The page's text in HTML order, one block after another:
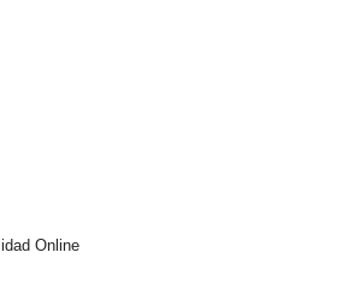
Online